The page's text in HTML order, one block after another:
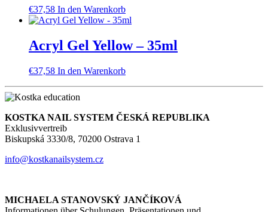
€37,58 In den Warenkorb
Acryl Gel Yellow – 35ml
€37,58 In den Warenkorb
KOSTKA NAIL SYSTEM ČESKÁ REPUBLIKA
Exklusivvertreib
Biskupská 3330/8, 70200 Ostrava 1
info@kostkanailsystem.cz
MICHAELA STANOVSKÝ JANČÍKOVÁ